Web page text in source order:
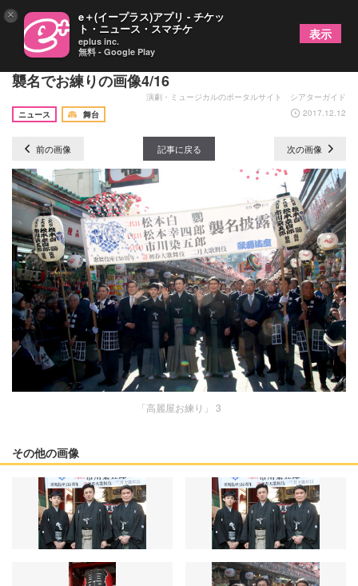
松本幸四郎、市川染五郎、松本金太郎 高麗屋三代
襲名でお練りの画像4/16
演劇・ミュージカルのポータルサイト シアターガイド
ニュース
舞台 2017.12.12
前の画像 記事に戻る 次の画像
「高麗屋お練り」 3
その他の画像
× e＋(イープラス)アプリ - チケッ
ト・ニュース・スマチケ
eplus inc.
無料 - Google Play
表示